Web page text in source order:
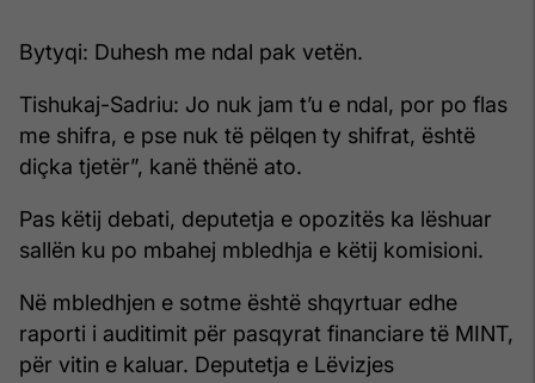
Bytyqi: Duhesh me ndal pak vetën.
Tishukaj-Sadriu: Jo nuk jam t’u e ndal, por po flas
me shifra, e pse nuk të pëlqen ty shifrat, është
diçka tjetër”, kanë thënë ato.
Pas këtij debati, deputetja e opozitës ka lëshuar
sallën ku po mbahej mbledhja e këtij komisioni.
Në mbledhjen e sotme është shqyrtuar edhe
raporti i auditimit për pasqyrat financiare të MINT,
për vitin e kaluar. Deputetja e Lëvizjes